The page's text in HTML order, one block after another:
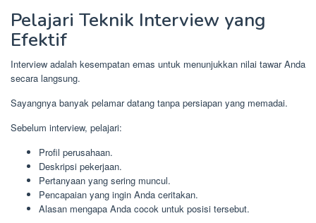
Pelajari Teknik Interview yang
Efektif
Interview adalah kesempatan emas untuk menunjukkan nilai tawar Anda
secara langsung.
Sayangnya banyak pelamar datang tanpa persiapan yang memadai.
Sebelum interview, pelajari:
Profil perusahaan.
Deskripsi pekerjaan.
Pertanyaan yang sering muncul.
Pencapaian yang ingin Anda ceritakan.
Alasan mengapa Anda cocok untuk posisi tersebut.